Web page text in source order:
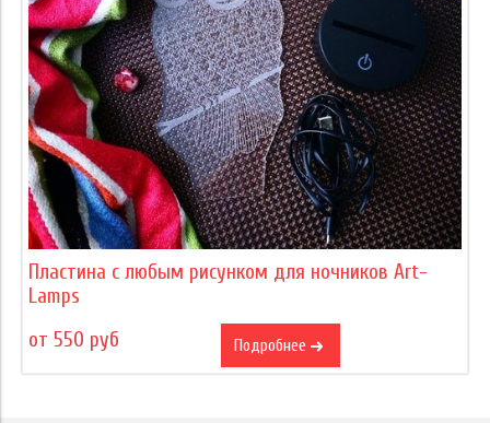
Пластина с любым рисунком для ночников Art-
Lamps
от 550 руб
Подробнее